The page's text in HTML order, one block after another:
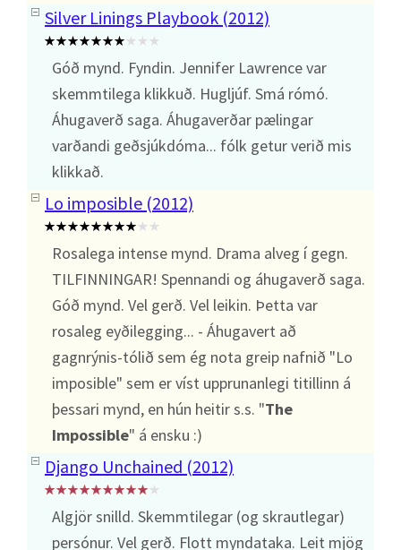
Silver Linings Playbook (2012)
Góð mynd. Fyndin. Jennifer Lawrence var
skemmtilega klikkuð. Hugljúf. Smá rómó.
Áhugaverð saga. Áhugaverðar pælingar
varðandi geðsjúkdóma... fólk getur verið mis
klikkað.
Lo imposible (2012)
Rosalega intense mynd. Drama alveg í gegn.
TILFINNINGAR! Spennandi og áhugaverð saga.
Góð mynd. Vel gerð. Vel leikin. Þetta var
rosaleg eyðilegging... - Áhugavert að
gagnrýnis-tólið sem ég nota greip nafnið "Lo
imposible" sem er víst upprunanlegi titillinn á
þessari mynd, en hún heitir s.s. "The
Impossible" á ensku :)
Django Unchained (2012)
Algjör snilld. Skemmtilegar (og skrautlegar)
persónur. Vel gerð. Flott myndataka. Leit mjög